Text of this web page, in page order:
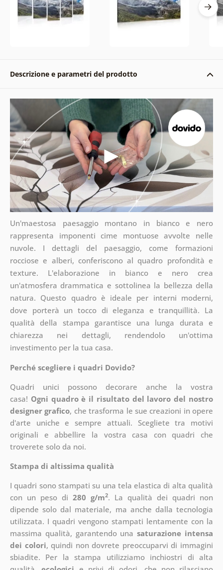
Descrizione e parametri del prodotto
Un'maestosa paesaggio montano in bianco e nero
rappresenta imponenti cime montuose avvolte nelle
nuvole. I dettagli del paesaggio, come formazioni
rocciose e alberi, conferiscono al quadro profondità e
texture. L'elaborazione in bianco e nero crea
un'atmosfera drammatica e sottolinea la bellezza della
natura. Questo quadro è ideale per interni moderni,
dove porterà un tocco di eleganza e tranquillità. La
qualità della stampa garantisce una lunga durata e
chiarezza nei dettagli, rendendolo un'ottima
investimento per la tua casa.
Perché scegliere i quadri Dovido?
Quadri unici possono decorare anche la vostra
casa! Ogni quadro è il risultato del lavoro del nostro
designer grafico, chetrasforma le sue creazioni in opere
d'arte uniche e sempre attuali. Scegliete tra motivi
originali e abbellire la vostra casa con quadri che
troverete solo da noi.
Stampa di altissima qualità
I quadri sono stampati su una tela elastica di alta qualità
con un peso di 280 g/m2. La qualità dei quadri non
dipende solo dal materiale, ma anche dalla tecnologia
utilizzata. I quadri vengono stampati lentamente con la
massima qualità, garantendo unasaturazione intensa
dei colori, quindi non dovrete preoccuparvi di immagini
sbiadite. Per la stampa utilizziamo inchiostri di alta